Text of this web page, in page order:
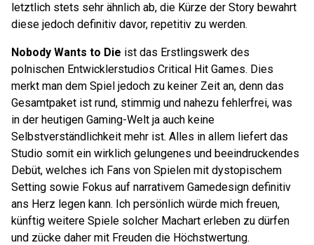
letztlich stets sehr ähnlich ab, die Kürze der Story bewahrt
diese jedoch definitiv davor, repetitiv zu werden.
Nobody Wants to Die ist das Erstlingswerk des
polnischen Entwicklerstudios Critical Hit Games. Dies
merkt man dem Spiel jedoch zu keiner Zeit an, denn das
Gesamtpaket ist rund, stimmig und nahezu fehlerfrei, was
in der heutigen Gaming-Welt ja auch keine
Selbstverständlichkeit mehr ist. Alles in allem liefert das
Studio somit ein wirklich gelungenes und beeindruckendes
Debüt, welches ich Fans von Spielen mit dystopischem
Setting sowie Fokus auf narrativem Gamedesign definitiv
ans Herz legen kann. Ich persönlich würde mich freuen,
künftig weitere Spiele solcher Machart erleben zu dürfen
und zücke daher mit Freuden die Höchstwertung.